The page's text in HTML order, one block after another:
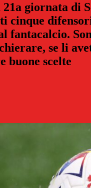
giornata di
cinque
fantacalcio.
se li
buone scelte